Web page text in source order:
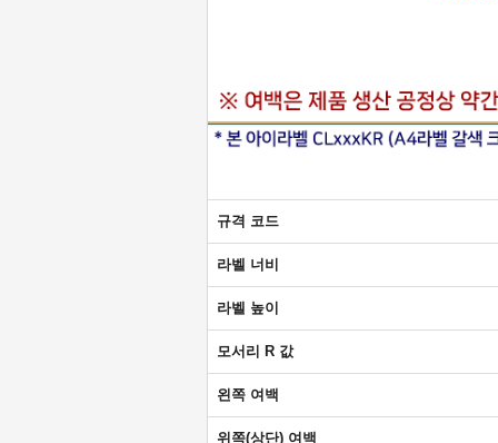
규격 코드
라벨 너비
라벨 높이
모서리 R 값
왼쪽 여백
위쪽(상단) 여백